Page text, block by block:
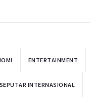
ENTERTAINMENT
SEPUTAR INTERNASIONAL